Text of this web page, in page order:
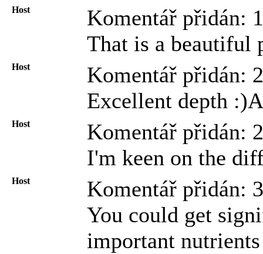
Host
Komentář přidán:
That is a beautiful
Host
Komentář přidán:
Excellent depth
Host
Komentář přidán:
I'm keen on the
Host
Komentář přidán:
You could get
important